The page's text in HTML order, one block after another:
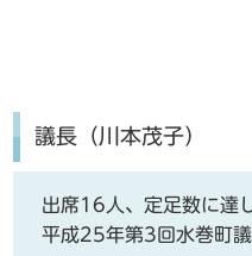
議長（川本茂子）
出席16人、定足数に達
平成25年第3回水巻町議